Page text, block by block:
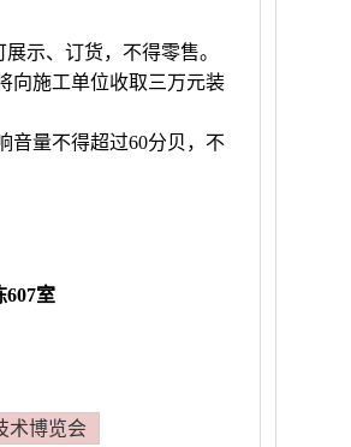
示、订货，不得零售。
向施工单位收取三万元装
音量不得超过60分贝，不
607室
术博览会